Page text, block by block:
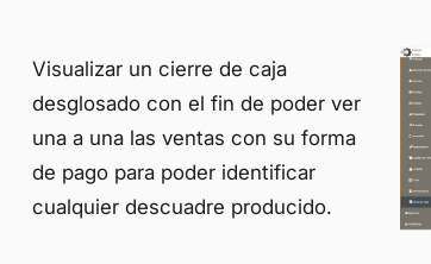
Visualizar un cierre de caja
desglosado con el fin de poder ver
una a una las ventas con su forma
de pago para poder identificar
cualquier descuadre producido.